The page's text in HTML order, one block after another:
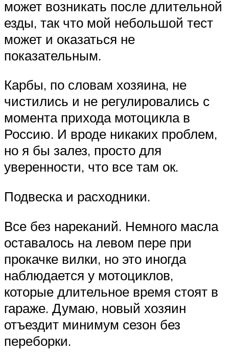
может возникать после длительной
езды, так что мой небольшой тест
может и оказаться не
показательным.
Карбы, по словам хозяина, не
чистились и не регулировались с
момента прихода мотоцикла в
Россию. И вроде никаких проблем,
но я бы залез, просто для
уверенности, что все там ок.
Подвеска и расходники.
Все без нареканий. Немного масла
оставалось на левом пере при
прокачке вилки, но это иногда
наблюдается у мотоциклов,
которые длительное время стоят в
гараже. Думаю, новый хозяин
отъездит минимум сезон без
переборки.